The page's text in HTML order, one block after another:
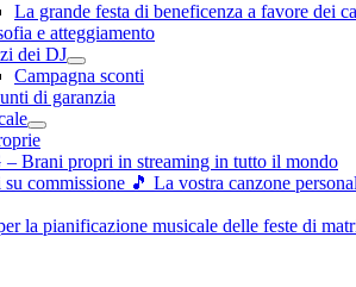
La grande festa di beneficenza a favore dei
e atteggiamento
dei DJ
Campagna sconti
di garanzia
– Brani propri in streaming in tutto il mondo
commissione 🎵 La vostra canzone
la pianificazione musicale delle feste di